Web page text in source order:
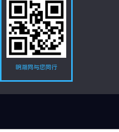
明湖网与您同行